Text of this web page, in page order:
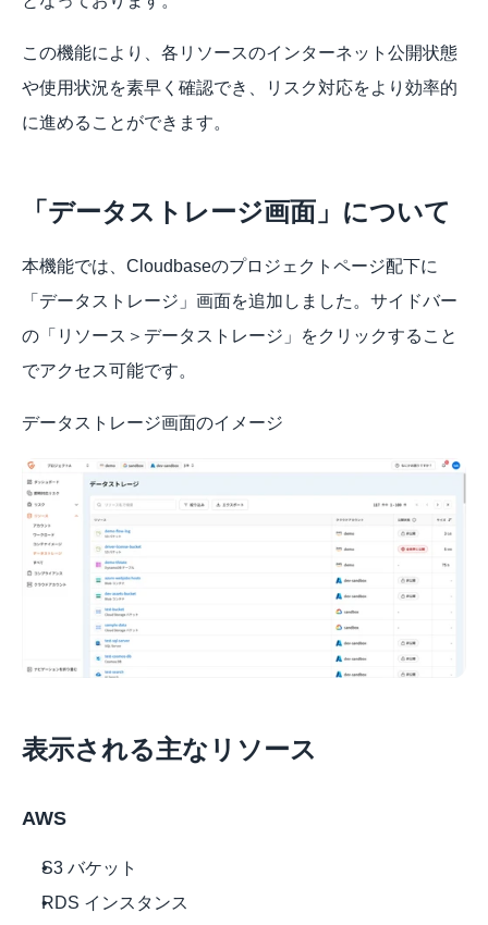
この機能により、各リソースのインターネット公開状態
や使用状況を素早く確認でき、リスク対応をより効率的
に進めることができます。
「データストレージ画面」について
本機能では、Cloudbaseのプロジェクトページ配下に
「データストレージ」画面を追加しました。サイドバー
の「リソース＞データストレージ」をクリックすること
でアクセス可能です。
データストレージ画面のイメージ
表示される主なリソース
AWS
S3 バケット
RDS インスタンス